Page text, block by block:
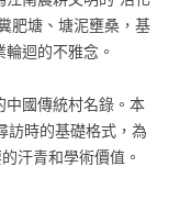
肥塘、塘泥壅桑，基
迴的不雅念。
中國傳統村名錄。本
訪時的基礎格式，為
汗青和學術價值。